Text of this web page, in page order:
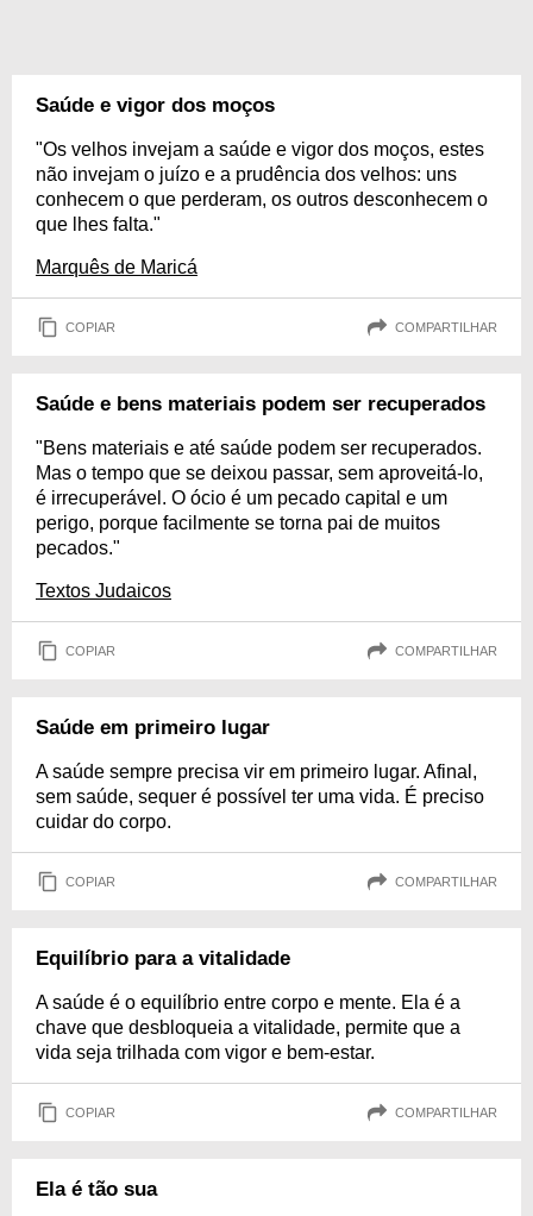
Saúde e vigor dos moços
"Os velhos invejam a saúde e vigor dos moços, estes
não invejam o juízo e a prudência dos velhos: uns
conhecem o que perderam, os outros desconhecem o
que lhes falta."
Marquês de Maricá
COPIAR COMPARTILHAR
Saúde e bens materiais podem ser recuperados
"Bens materiais e até saúde podem ser recuperados.
Mas o tempo que se deixou passar, sem aproveitá-lo,
é irrecuperável. O ócio é um pecado capital e um
perigo, porque facilmente se torna pai de muitos
pecados."
Textos Judaicos
COPIAR COMPARTILHAR
Saúde em primeiro lugar
A saúde sempre precisa vir em primeiro lugar. Afinal,
sem saúde, sequer é possível ter uma vida. É preciso
cuidar do corpo.
COPIAR COMPARTILHAR
Equilíbrio para a vitalidade
A saúde é o equilíbrio entre corpo e mente. Ela é a
chave que desbloqueia a vitalidade, permite que a
vida seja trilhada com vigor e bem-estar.
COPIAR COMPARTILHAR
Ela é tão sua